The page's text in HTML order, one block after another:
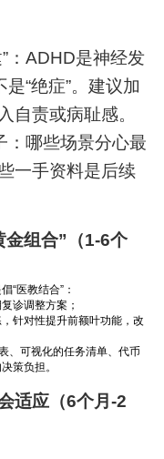
：ADHD是神经发
“绝症”。建议加
自责或病耻感。
：哪些场景分心最
一手资料是后续
金组合”（1-6个
“医教结合”：
诊调整方案；
针对性提升前额叶功能，改
、可视化的任务清单、代币
策负担。
适应（6个月-2